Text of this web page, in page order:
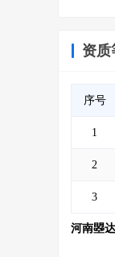
资质
序号
1
2
3
河南曌